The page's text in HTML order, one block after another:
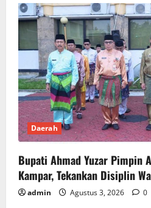
Daerah
Bupati Ahmad Yuzar Pimpin
Kampar, Tekankan Disiplin
admin Agustus 3, 2026 0